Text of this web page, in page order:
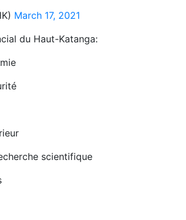
March 17, 2021
du Haut-Katanga:
scientifique